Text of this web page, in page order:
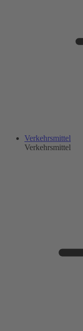
Verkehrsmittel
Verkehrsmittel